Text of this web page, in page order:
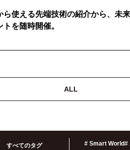
ら使える先端技術の紹介から、未
トを随時開催。
ALL
すべてのタグ # Smart World#